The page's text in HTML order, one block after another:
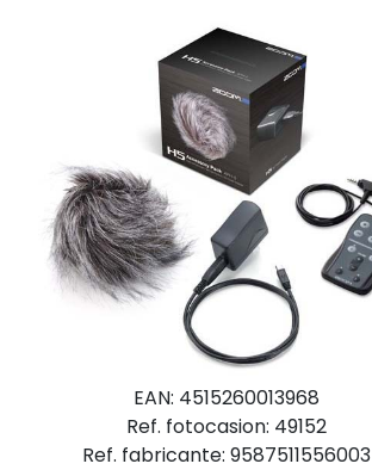
EAN: 4515260013968
Ref. fotocasion: 49152
Ref. fabricante: 9587511556003